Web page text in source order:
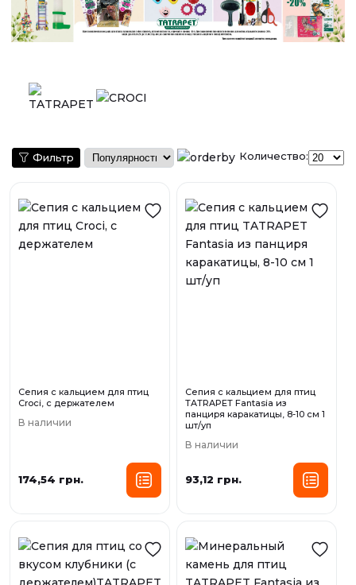
Фильтр Количество:
Сепия с кальцием для птиц
Croci, с держателем
В наличии
174,54 грн.
Сепия с кальцием для птиц
TATRAPET Fantasia из
панциря каракатицы, 8-10 см 1
шт/уп
В наличии
93,12 грн.